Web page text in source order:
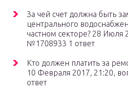
За чей счет должна быть
центрального
частном секторе? 28 Июля
№1708933 1 ответ
Кто должен платить за
10 Февраля 2017, 21:20,
ответ